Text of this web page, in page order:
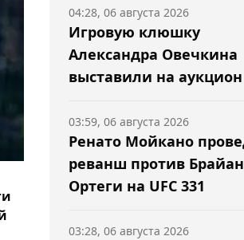
Игровую клюшку
Александра Овечкина
выставили на аукцион
04:28, 06 августа 2026
Ренато Мойкано
реванш против
Ортеги на UFC 331
03:59, 06 августа 2026
03:28, 06 августа 2026